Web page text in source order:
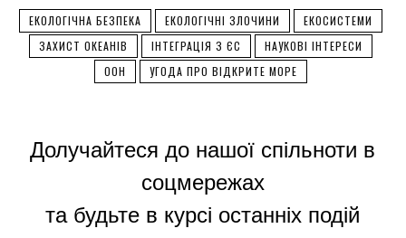
ЕКОЛОГІЧНА БЕЗПЕКА ЕКОЛОГІЧНІ ЗЛОЧИНИ
ЕКОСИСТЕМИ
ЗАХИСТ ОКЕАНІВ
ІНТЕГРАЦІЯ З ЄС
НАУКОВІ ІНТЕРЕСИ
ООН
УГОДА ПРО ВІДКРИТЕ МОРЕ
Долучайтеся до нашої спільноти в
соцмережах
та будьте в курсі останніх подій